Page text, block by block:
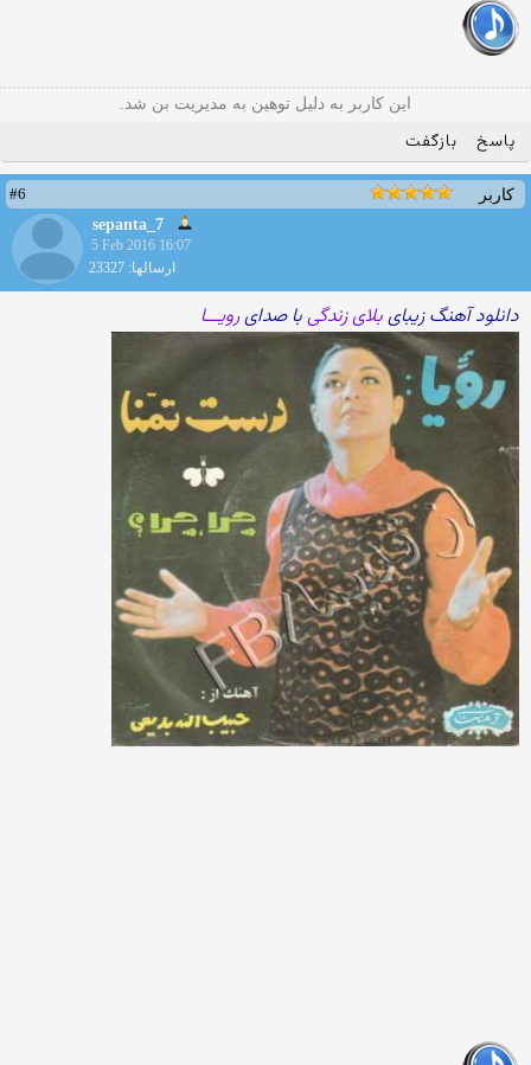
این کاربر به دلیل توهین به مدیریت بن شد.
پاسخ بازگفت
کاربر
#6
sepanta_7
5 Feb 2016 16:07
ارسالها: 23327
دانلود آهنگ زیبایبلای زندگیبا صدایرویـــا